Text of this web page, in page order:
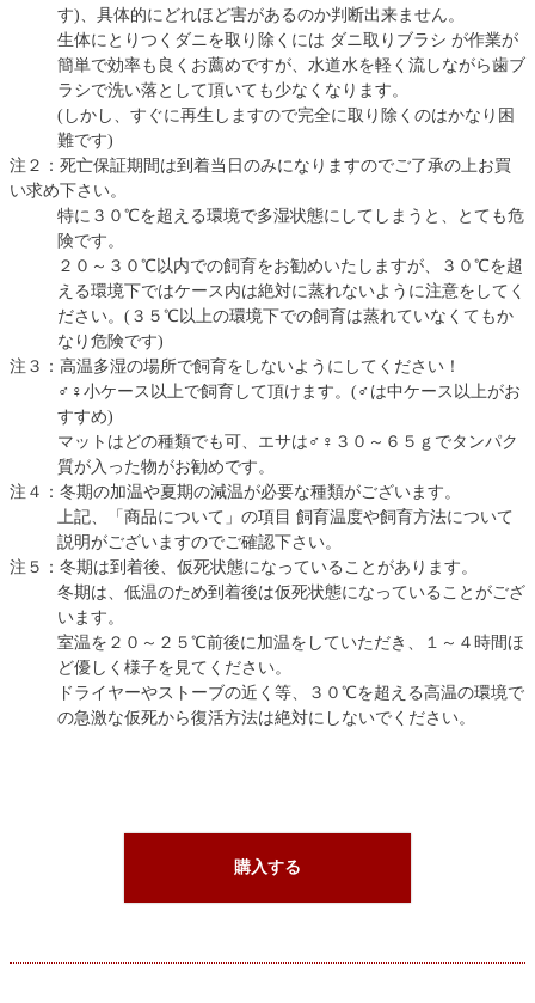
す)、具体的にどれほど害があるのか判断出来ません。
生体にとりつくダニを取り除くには ダニ取りブラシ が作業が
簡単で効率も良くお薦めですが、水道水を軽く流しながら歯ブ
ラシで洗い落として頂いても少なくなります。
(しかし、すぐに再生しますので完全に取り除くのはかなり困
難です)
注２：死亡保証期間は到着当日のみになりますのでご了承の上お買
い求め下さい。
特に３０℃を超える環境で多湿状態にしてしまうと、とても危
険です。
２０～３０℃以内での飼育をお勧めいたしますが、３０℃を超
える環境下ではケース内は絶対に蒸れないように注意をしてく
ださい。(３５℃以上の環境下での飼育は蒸れていなくてもか
なり危険です)
注３：高温多湿の場所で飼育をしないようにしてください！
♂♀小ケース以上で飼育して頂けます。(♂は中ケース以上がお
すすめ)
マットはどの種類でも可、エサは♂♀３０～６５ｇでタンパク
質が入った物がお勧めです。
注４：冬期の加温や夏期の減温が必要な種類がございます。
上記、「商品について」の項目 飼育温度や飼育方法について
説明がございますのでご確認下さい。
注５：冬期は到着後、仮死状態になっていることがあります。
冬期は、低温のため到着後は仮死状態になっていることがござ
います。
室温を２０～２５℃前後に加温をしていただき、１～４時間ほ
ど優しく様子を見てください。
ドライヤーやストーブの近く等、３０℃を超える高温の環境で
の急激な仮死から復活方法は絶対にしないでください。
購入する